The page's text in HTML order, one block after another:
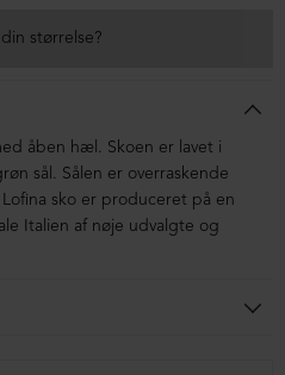
størrelse?
åben hæl. Skoen er lavet i
sål. Sålen er overraskende
sko er produceret på en
Italien af nøje udvalgte og